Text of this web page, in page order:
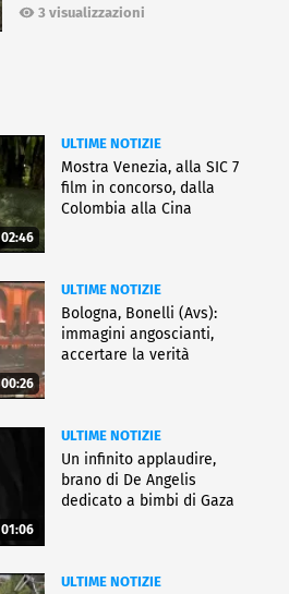
3 visualizzazioni
02:46
ULTIME NOTIZIE
Mostra Venezia, alla SIC 7
film in concorso, dalla
Colombia alla Cina
00:26
ULTIME NOTIZIE
Bologna, Bonelli (Avs):
immagini angoscianti,
accertare la verità
01:06
ULTIME NOTIZIE
Un infinito applaudire,
brano di De Angelis
dedicato a bimbi di Gaza
ULTIME NOTIZIE